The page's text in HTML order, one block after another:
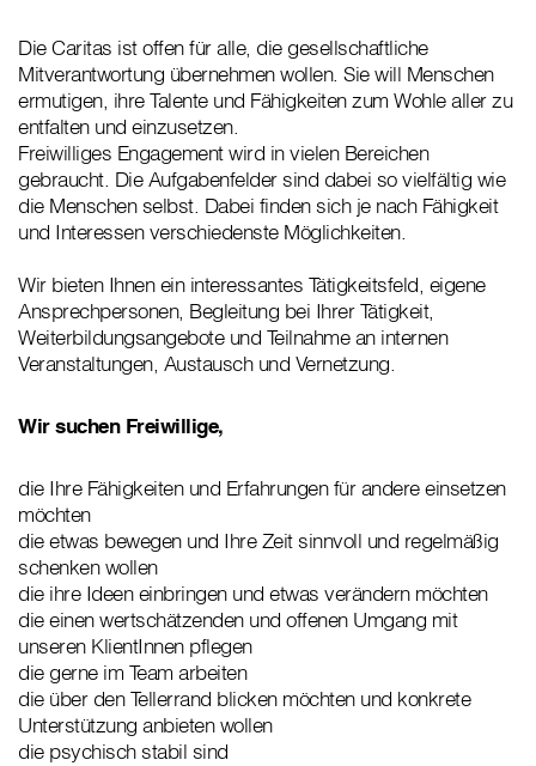
Die Caritas ist offen für alle, die gesellschaftliche
Mitverantwortung übernehmen wollen. Sie will Menschen
ermutigen, ihre Talente und Fähigkeiten zum Wohle aller zu
entfalten und einzusetzen.
Freiwilliges Engagement wird in vielen Bereichen
gebraucht. Die Aufgabenfelder sind dabei so vielfältig wie
die Menschen selbst. Dabei finden sich je nach Fähigkeit
und Interessen verschiedenste Möglichkeiten.
Wir bieten Ihnen ein interessantes Tätigkeitsfeld, eigene
Ansprechpersonen, Begleitung bei Ihrer Tätigkeit,
Weiterbildungsangebote und Teilnahme an internen
Veranstaltungen, Austausch und Vernetzung.
Wir suchen Freiwillige,
die Ihre Fähigkeiten und Erfahrungen für andere einsetzen
möchten
die etwas bewegen und Ihre Zeit sinnvoll und regelmäßig
schenken wollen
die ihre Ideen einbringen und etwas verändern möchten
die einen wertschätzenden und offenen Umgang mit
unseren KlientInnen pflegen
die gerne im Team arbeiten
die über den Tellerrand blicken möchten und konkrete
Unterstützung anbieten wollen
die psychisch stabil sind